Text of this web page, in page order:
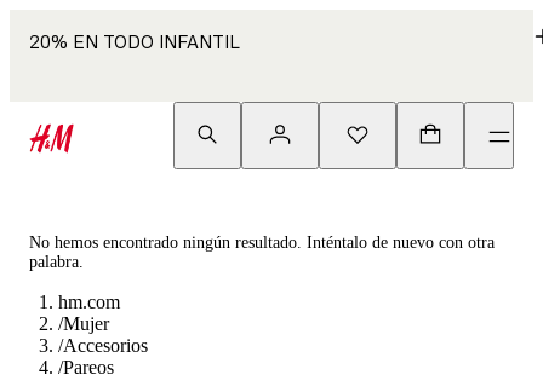
20% EN TODO INFANTIL
No hemos encontrado ningún resultado. Inténtalo de nuevo con otra
palabra.
hm.com
/Mujer
/Accesorios
/Pareos